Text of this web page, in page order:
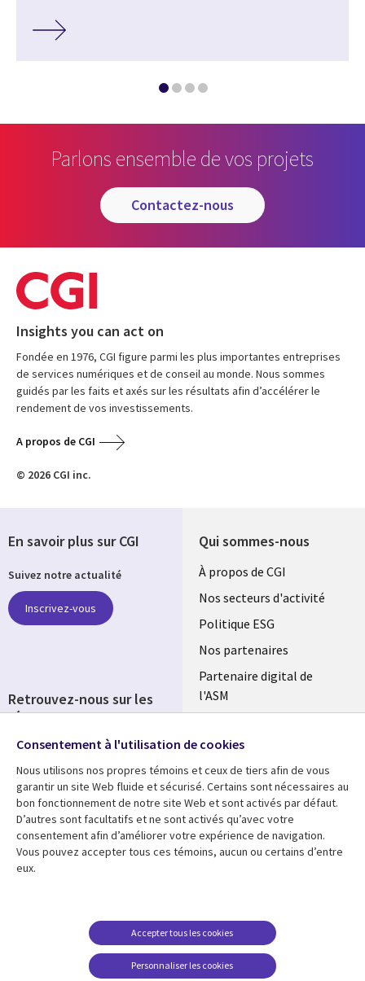
Parlons ensemble de vos projets
contactez-nous
Insights you can act on
Fondée en 1976, CGI figure parmi les plus importantes entreprises
de services numériques et de conseil au monde. Nous sommes
guidés par les faits et axés sur les résultats afin d’accélérer le
rendement de vos investissements.
A propos de CGI
© 2026 CGI inc.
Qui sommes-nous
Useful
links
FRANCE
À propos de CGI
Nos secteurs d'activité
Politique ESG
Nos partenaires
Partenaire digital de
l'ASM
Fusions
Ressources
Library
Links
Articles
Blog
Support
Legal
Accessibilité
conditions juridiques
FAQ Carrières
Centre de gestion des
En savoir plus sur CGI
Suivez notre actualité
Inscrivez-vous
Retrouvez-nous sur les
réseaux
Social
Media
FRANCE
Consentement à l'utilisation de cookies
Nous utilisons nos propres témoins et ceux de tiers afin de vous
garantir un site Web fluide et sécurisé. Certains sont nécessaires au
bon fonctionnement de notre site Web et sont activés par défaut.
D’autres sont facultatifs et ne sont activés qu’avec votre
consentement afin d’améliorer votre expérience de navigation.
Vous pouvez accepter tous ces témoins, aucun ou certains d’entre
eux.
Personnaliser les cookies
Accepter tous les cookies